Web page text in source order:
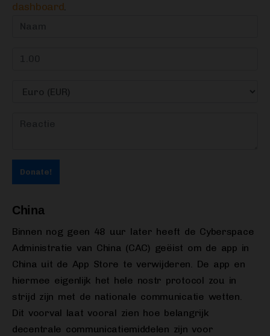
dashboard.
Donate!
China
Binnen nog geen 48 uur later heeft de Cyberspace
Administratie van China (CAC) geëist om de app in
China uit de App Store te verwijderen. De app en
hiermee eigenlijk het hele nostr protocol zou in
strijd zijn met de nationale communicatie wetten.
Dit voorval laat vooral zien hoe belangrijk
decentrale communicatiemiddelen zijn voor